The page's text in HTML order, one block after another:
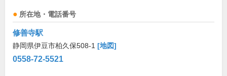
所在地・電話番号
修善寺駅
静岡県伊豆市柏久保508-1 [地図]
0558-72-5521